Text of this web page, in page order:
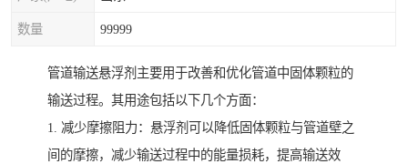
数量 99999
管道输送悬浮剂主要用于改善和优化管道中固体颗粒的
输送过程。其用途包括以下几个方面：
1. 减少摩擦阻力：悬浮剂可以降低固体颗粒与管道壁之
间的摩擦，减少输送过程中的能量损耗，提高输送效